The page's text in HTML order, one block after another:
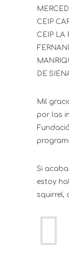
CEIP
CEIP LA
DE
Mil
por las
Si
estoy
squirrel,